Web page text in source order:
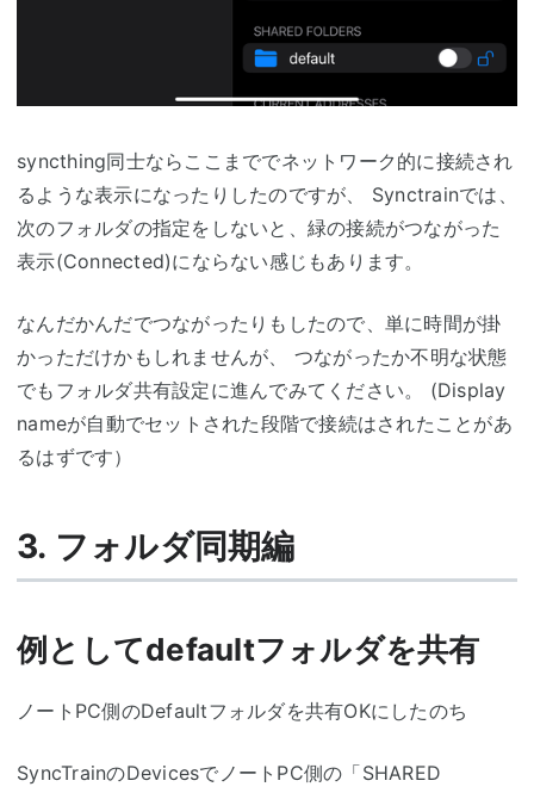
syncthing同士ならここまででネットワーク的に接続され
るような表示になったりしたのですが、 Synctrainでは、
次のフォルダの指定をしないと、緑の接続がつながった
表示(Connected)にならない感じもあります。
なんだかんだでつながったりもしたので、単に時間が掛
かっただけかもしれませんが、 つながったか不明な状態
でもフォルダ共有設定に進んでみてください。 (Display
nameが自動でセットされた段階で接続はされたことがあ
るはずです）
3. フォルダ同期編
例としてdefaultフォルダを共有
ノートPC側のDefaultフォルダを共有OKにしたのち
SyncTrainのDevicesでノートPC側の「SHARED